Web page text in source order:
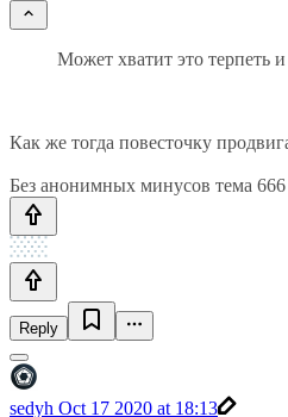
Может хватит это терпеть
Как же тогда повесточку
Без анонимных минусов тема 666
Reply
sedyh Oct 17 2020 at 18:13